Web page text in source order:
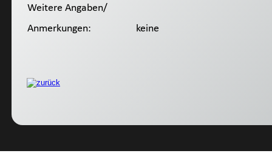
Weitere Angaben/
Anmerkungen:
keine